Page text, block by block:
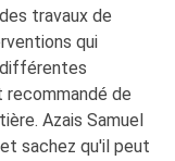
travaux de
qui
de
Azais Samuel
sachez qu'il peut